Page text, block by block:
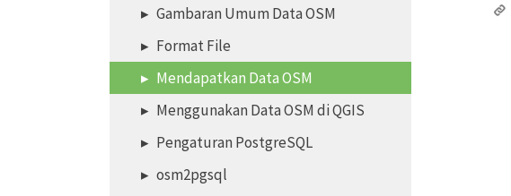
Gambaran Umum Data OSM
Format File
Mendapatkan Data OSM
Menggunakan Data OSM di QGIS
Pengaturan PostgreSQL
osm2pgsql